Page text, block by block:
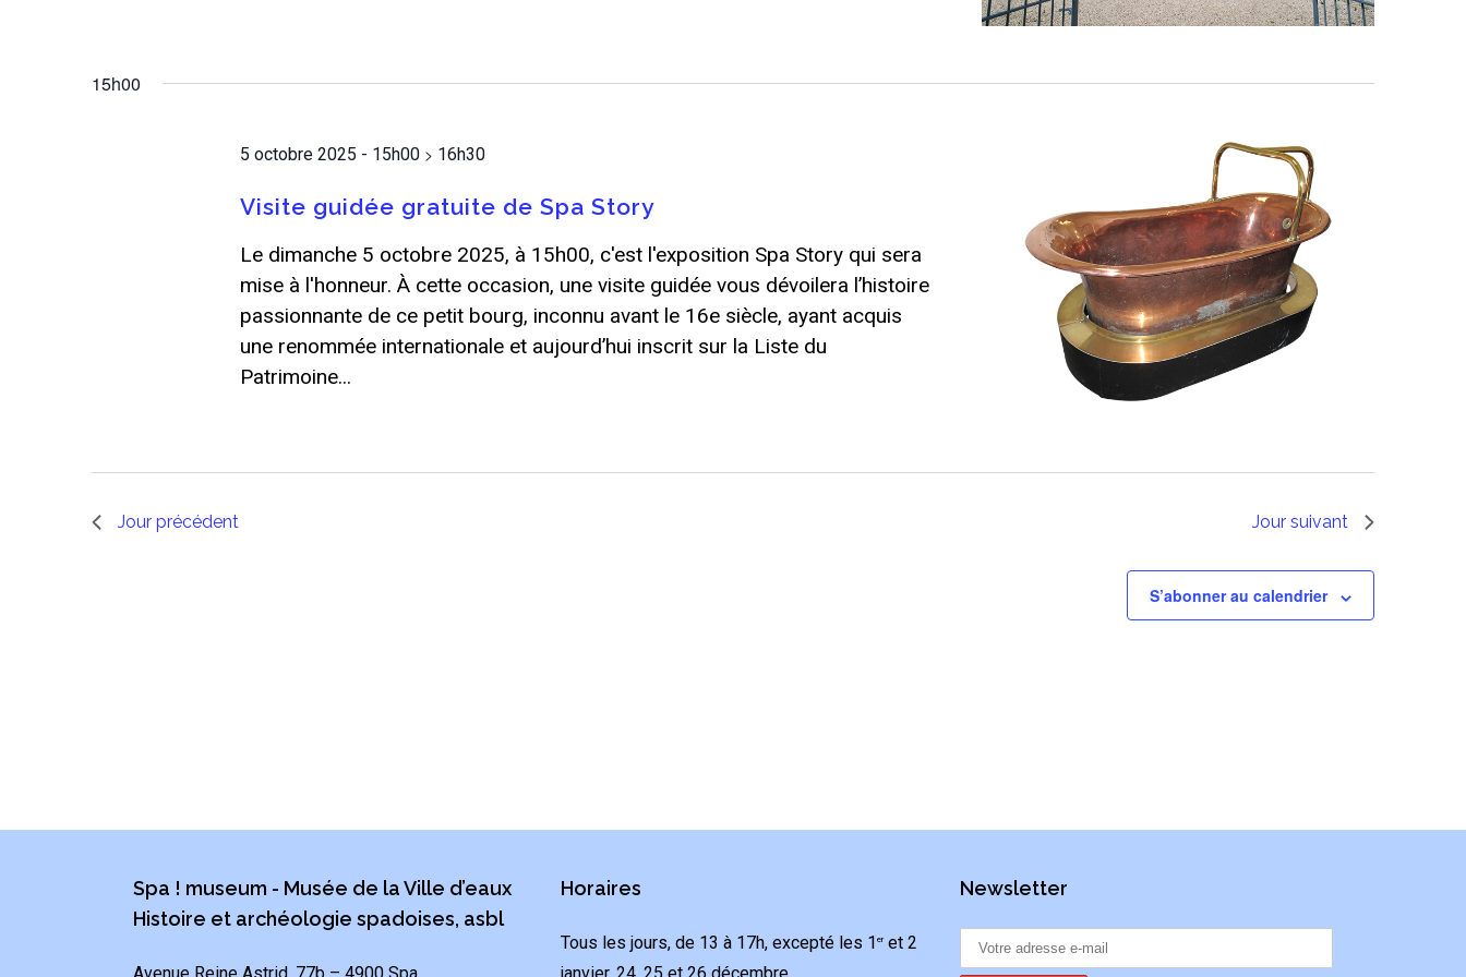
15h00
5 octobre 2025 - 15h00> 16h30
Visite guidée gratuite de Spa Story
Le dimanche 5 octobre 2025, à 15h00, c'est l'exposition Spa Story qui sera
mise à l'honneur. À cette occasion, une visite guidée vous dévoilera l’histoire
passionnante de ce petit bourg, inconnu avant le 16e siècle, ayant acquis
une renommée internationale et aujourd’hui inscrit sur la Liste du
Patrimoine...
Jour précédent Jour suivant
S’abonner au calendrier
Spa ! museum - Musée de la Ville d’eaux
Histoire et archéologie spadoises, asbl
Horaires
Tous les jours, de 13 à 17h, excepté les 1 eret 2
Newsletter